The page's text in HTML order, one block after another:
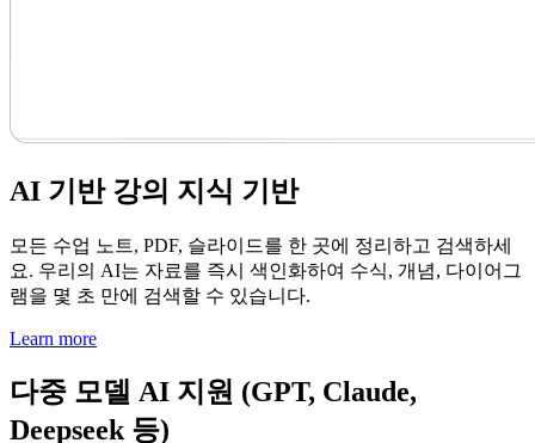
AI 기반 강의 지식 기반
모든 수업 노트, PDF, 슬라이드를 한 곳에 정리하고 검색하세
요. 우리의 AI는 자료를 즉시 색인화하여 수식, 개념, 다이어그
램을 몇 초 만에 검색할 수 있습니다.
Learn more
다중 모델 AI 지원 (GPT, Claude,
Deepseek 등)